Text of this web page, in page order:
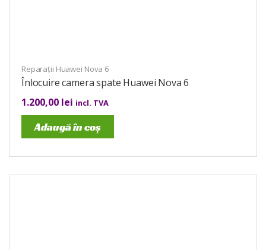
Reparații Huawei Nova 6
Înlocuire camera spate Huawei Nova 6
1.200,00 lei incl. TVA
Adaugă în coș